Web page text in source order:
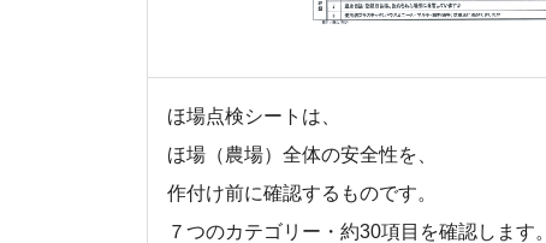
ほ場点検シートは、
ほ場（農場）全体の安全性を、
作付け前に確認するものです。
７つのカテゴリー・約30項目を確認します。